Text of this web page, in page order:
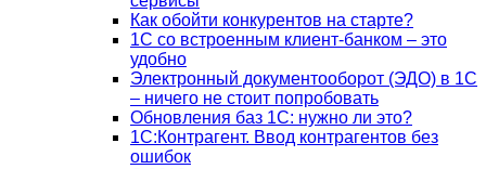
Как обойти конкурентов на старте?
1C со встроенным клиент-банком – это
удобно
Электронный документооборот (ЭДО) в 1С
– ничего не стоит попробовать
Обновления баз 1С: нужно ли это?
1С:Контрагент. Ввод контрагентов без
ошибок